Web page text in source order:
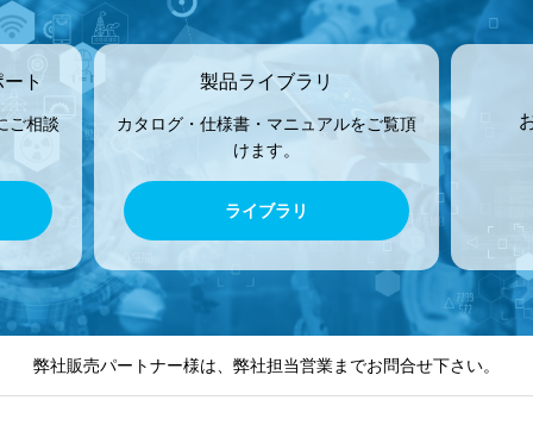
ト
ご相談
製品ライブラリ
カタログ・仕様書・マニュアルをご覧頂
けます。
ライブラリ
弊社販売パートナー様は、弊社担当営業までお問合せ下さい。